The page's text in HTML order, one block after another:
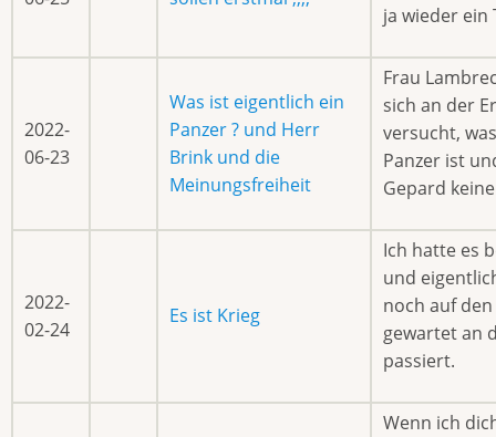
ja wieder ein
2022-
06-23
Was ist eigentlich ein
Panzer ? und Herr
Brink und die
Meinungsfreiheit
Frau
sich an der
versucht,
Panzer ist
Gepard
2022-
02-24
Es ist Krieg
Ich hatte es
und
noch auf den
gewartet an
passiert.
Wenn ich